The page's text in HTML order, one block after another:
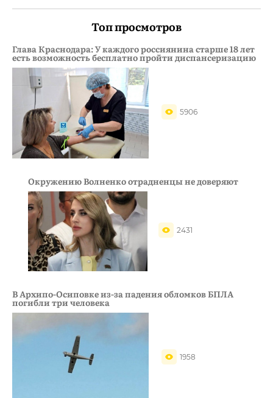
Топ просмотров
Глава Краснодара: У каждого россиянина старше 18 лет
есть возможность бесплатно пройти диспансеризацию
5906
Окружению Волненко отрадненцы не доверяют
2431
В Архипо-Осиповке из-за падения обломков БПЛА
погибли три человека
1958